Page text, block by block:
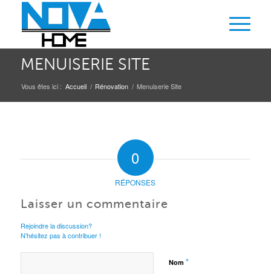
MENUISERIE SITE
Vous êtes ici : Accueil / Rénovation / Menuiserie Site
0
RÉPONSES
Laisser un commentaire
Rejoindre la discussion?
N’hésitez pas à contribuer !
Nom *